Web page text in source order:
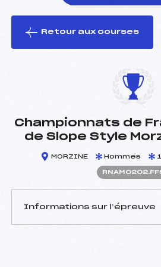
le ski
Retour aux courses
Championnats de
de Slope Style
MORZINE Hommes
Informations sur l’épreuve